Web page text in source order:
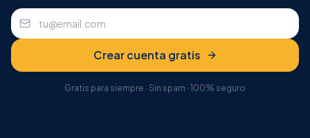
Crear cuenta gratis
Gratis para siempre · Sin spam · 100% seguro